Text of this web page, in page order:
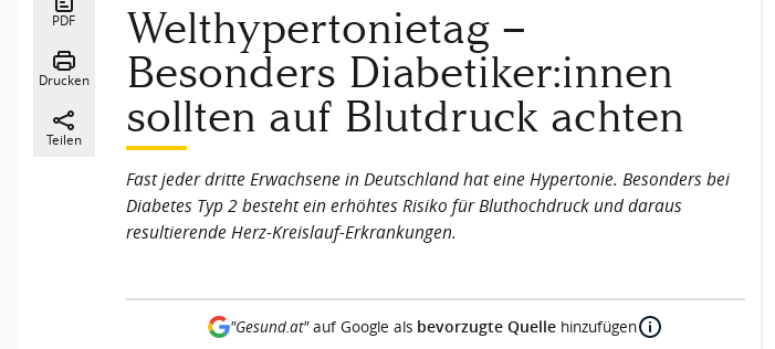
PDF
Drucken
Teilen
Welthypertonietag –
Besonders Diabetiker:innen
sollten auf Blutdruck achten
Fast jeder dritte Erwachsene in Deutschland hat eine Hypertonie. Besonders bei
Diabetes Typ 2 besteht ein erhöhtes Risiko für Bluthochdruck und daraus
resultierende Herz-Kreislauf-Erkrankungen.
"Gesund.at"auf Google als bevorzugte Quellehinzufügen